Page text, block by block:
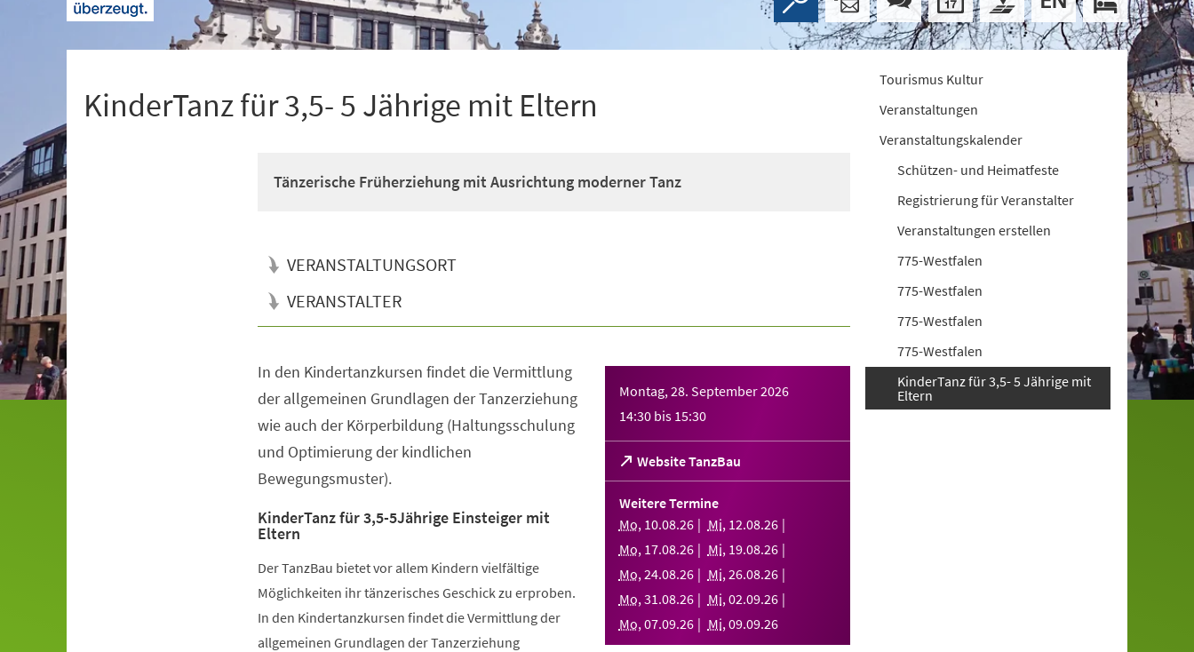
KinderTanz für 3,5- 5 Jährige mit Eltern
Tänzerische Früherziehung mit Ausrichtung moderner Tanz
VERANSTALTUNGSORT
VERANSTALTER
Montag, 28. September 2026
14:30 bis 15:30
Website TanzBau
(Öffnet
in
einem
Tab)
Weitere Termine
Mo, 10.08.26 Mi, 12.08.26
Mo, 17.08.26 Mi, 19.08.26
Mo,24.08.26 Mi,26.08.26
Mo,31.08.26 Mi,02.09.26
Mo,07.09.26 Mi,09.09.26
In den Kindertanzkursen findet die Vermittlung
der allgemeinen Grundlagen der Tanzerziehung
wie auch der Körperbildung (Haltungsschulung
und Optimierung der kindlichen
Bewegungsmuster).
KinderTanz für 3,5-5Jährige Einsteiger mit
Eltern
Der TanzBau bietet vor allem Kindern vielfältige
Möglichkeiten ihr tänzerisches Geschick zu erproben.
In den Kindertanzkursen findet die Vermittlung der
allgemeinen Grundlagen der Tanzerziehung
Tourismus Kultur
Veranstaltungen
Veranstaltungskalender
Schützen- und Heimatfeste
Registrierung für Veranstalter
Veranstaltungen erstellen
775-Westfalen
775-Westfalen
775-Westfalen
775-Westfalen
KinderTanz für 3,5- 5 Jährige mit
Eltern